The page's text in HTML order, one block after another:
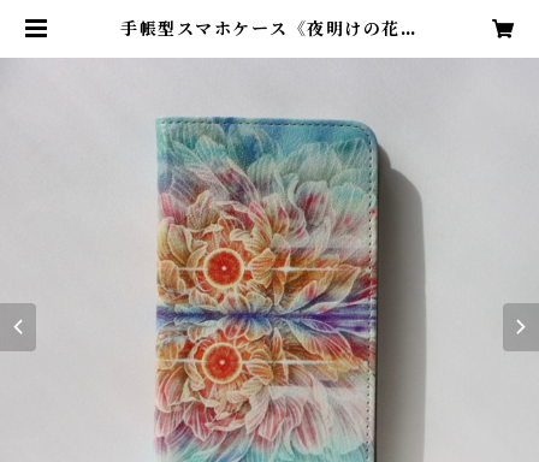
手帳型スマホケース《夜明けの花》